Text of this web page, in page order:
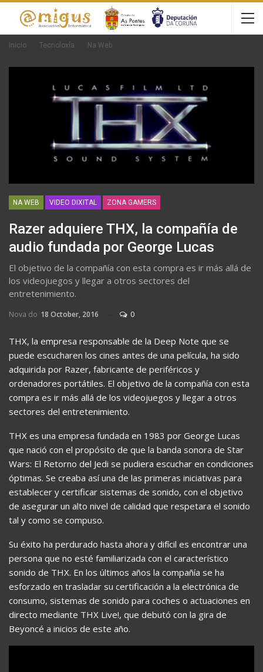
Inicio Tecnoloxía Na Web
NA WEB VIDEO DIXITAL ZONA GAMERS
Razer adquiere THX, la compañía de
audio fundada por George Lucas
El objetivo de la compañía con esta compra es ir más allá de
los videojuegos y llegar a otros sectores del
entretenimiento.
Nova do 18 October, 2016 0
THX, la empresa responsable de la Deep Note que se
puede escucharen los cines antes de una película, ha sido
adquirida por Razer, fabricante de periféricos y
ordenadores portátiles. El objetivo de la compañía con esta
compra es ir más allá de los videojuegos y llegar a otros
sectores del entretenimiento.
THX es una empresa fundada en 1983 por George Lucas
que nació con el propósito de que la banda sonora de Star
Wars: El Retorno del Jedi se pudiera escuchar en condiciones
óptimas. Se creaba así una de las primeras iniciativas para
establecer y certificar sistemas de sonido, con el objetivo
de asegurar un alto nivel de calidad que respetara el sonido
tal y como se compuso.
Su éxito ha perdurado hasta ahora y difícil es encontrar una
persona que no esté familiarizada con el característico
sonido de THX. En los últimos años la compañía se ha
esforzado en trasladar su certificación a la electrónica de
consumo, sistemas de sonido para coches o actuaciones en
directo mediante THX Live!, que debutó con la gira de
Beyoncé a inicios de este año.